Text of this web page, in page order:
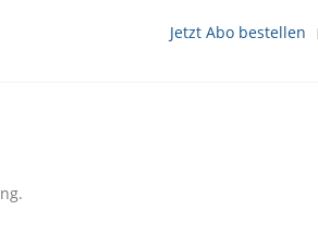
Jetzt Abo bestellen